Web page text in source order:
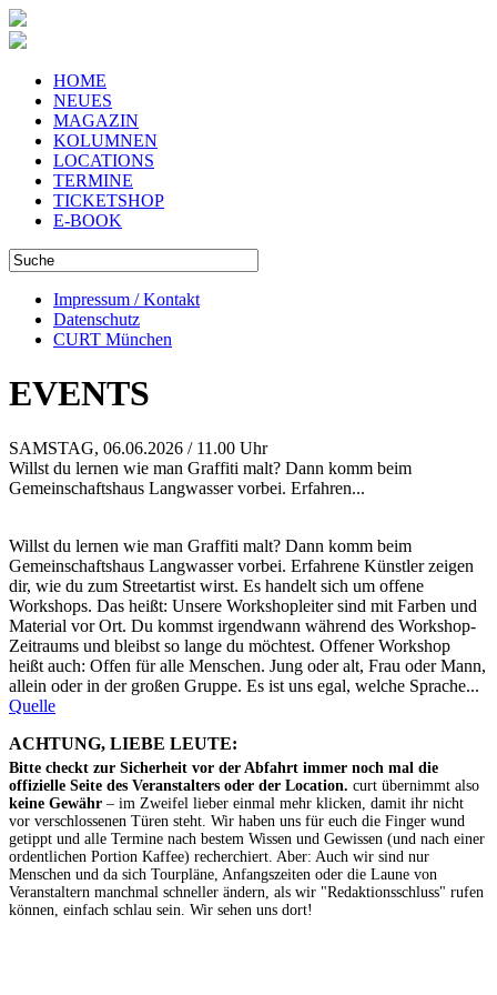
HOME
NEUES
MAGAZIN
KOLUMNEN
LOCATIONS
TERMINE
TICKETSHOP
E-BOOK
Impressum / Kontakt
Datenschutz
CURT München
EVENTS
SAMSTAG, 06.06.2026 / 11.00 Uhr
Willst du lernen wie man Graffiti malt? Dann komm beim
Gemeinschaftshaus Langwasser vorbei. Erfahren...
Willst du lernen wie man Graffiti malt? Dann komm beim
Gemeinschaftshaus Langwasser vorbei. Erfahrene Künstler zeigen
dir, wie du zum Streetartist wirst. Es handelt sich um offene
Workshops. Das heißt: Unsere Workshopleiter sind mit Farben und
Material vor Ort. Du kommst irgendwann während des Workshop-
Zeitraums und bleibst so lange du möchtest. Offener Workshop
heißt auch: Offen für alle Menschen. Jung oder alt, Frau oder Mann,
allein oder in der großen Gruppe. Es ist uns egal, welche Sprache...
Quelle
ACHTUNG, LIEBE LEUTE:
Bitte checkt zur Sicherheit vor der Abfahrt immer noch mal die
offizielle Seite des Veranstalters oder der Location. curt übernimmt also
keine Gewähr – im Zweifel lieber einmal mehr klicken, damit ihr nicht
vor verschlossenen Türen steht. Wir haben uns für euch die Finger wund
getippt und alle Termine nach bestem Wissen und Gewissen (und nach einer
ordentlichen Portion Kaffee) recherchiert. Aber: Auch wir sind nur
Menschen und da sich Tourpläne, Anfangszeiten oder die Laune von
Veranstaltern manchmal schneller ändern, als wir "Redaktionsschluss" rufen
können, einfach schlau sein. Wir sehen uns dort!